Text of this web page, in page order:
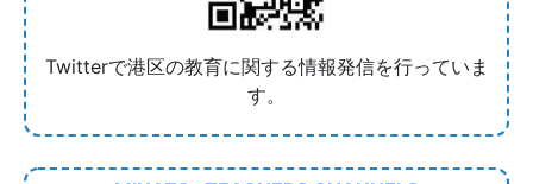
Twitterで港区の教育に関する情報発信を行っていま
す。